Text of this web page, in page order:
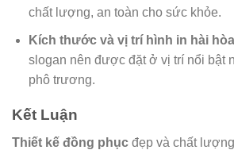
chất lượng, an toàn cho sức khỏe.
Kích thước và vị trí hình in hài
slogan nên được đặt ở vị trí nổi bật
phô trương.
Kết Luận
Thiết kế đồng phục đẹp và chất